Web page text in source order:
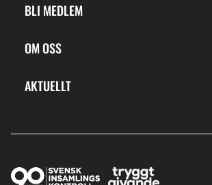
BLI MEDLEM
OM OSS
AKTUELLT